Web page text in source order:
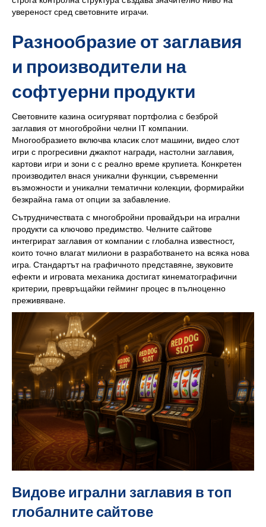
увереност сред световните играчи.
Разнообразие от заглавия
и производители на
софтуерни продукти
Световните казина осигуряват портфолиа с безброй
заглавия от многобройни челни IT компании.
Многообразието включва класик слот машини, видео слот
игри с прогресивни джакпот награди, настолни заглавия,
картови игри и зони с с реално време крупиета. Конкретен
производител внася уникални функции, съвременни
възможности и уникални тематични колекции, формирайки
безкрайна гама от опции за забавление.
Сътрудничествата с многобройни провайдъри на игрални
продукти са ключово предимство. Челните сайтове
интегрират заглавия от компании с глобална известност,
които точно влагат милиони в разработването на всяка нова
игра. Стандартът на графичното представяне, звуковите
ефекти и игровата механика достигат кинематографични
критерии, превръщайки гейминг процес в пълноценно
преживяване.
Видове игрални заглавия в топ
глобалните сайтове